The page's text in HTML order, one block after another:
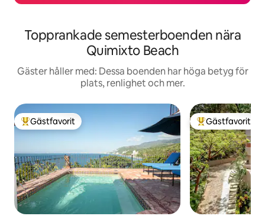
Topprankade semesterboenden nära
Quimixto Beach
Gäster håller med: Dessa boenden har höga betyg för
plats, renlighet och mer.
Populär gästfavorit
Gästfavorit Populär
Gästfavorit